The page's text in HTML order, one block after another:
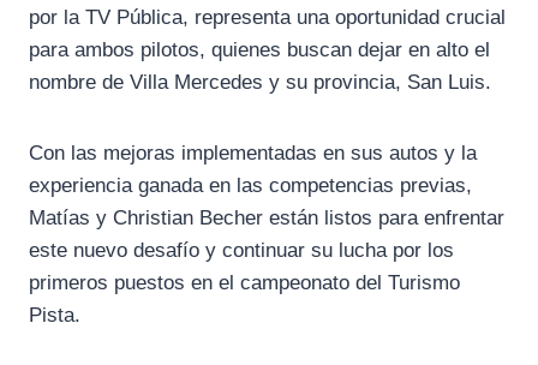
por la TV Pública, representa una oportunidad crucial
para ambos pilotos, quienes buscan dejar en alto el
nombre de Villa Mercedes y su provincia, San Luis.
Con las mejoras implementadas en sus autos y la
experiencia ganada en las competencias previas,
Matías y Christian Becher están listos para enfrentar
este nuevo desafío y continuar su lucha por los
primeros puestos en el campeonato del Turismo
Pista.